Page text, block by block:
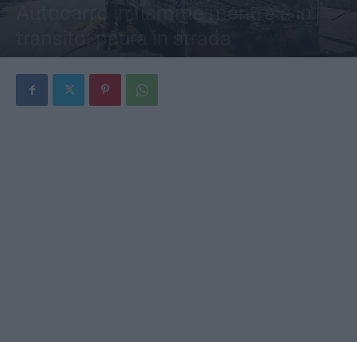
Autocarro in fiamme mentre è in
transito: paura in strada